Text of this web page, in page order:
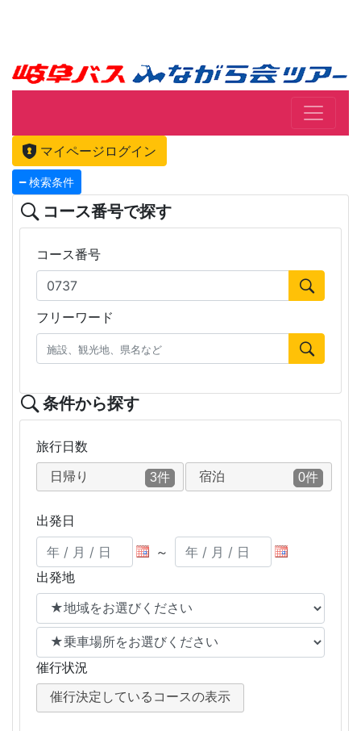
マイページログイン
検索条件
コース番号で探す
コース番号
フリーワード
条件から探す
旅行日数
日帰り 3件 宿泊 0件
出発日
～
出発地
催行状況
催行決定しているコースの表示